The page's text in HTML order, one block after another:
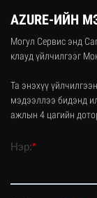
AZURE-ИЙН
Могул Сервис энд
клауд үйлчилгээг
Та энэхүү
мэдээллээ бидэнд
ажлын 4 цагийн